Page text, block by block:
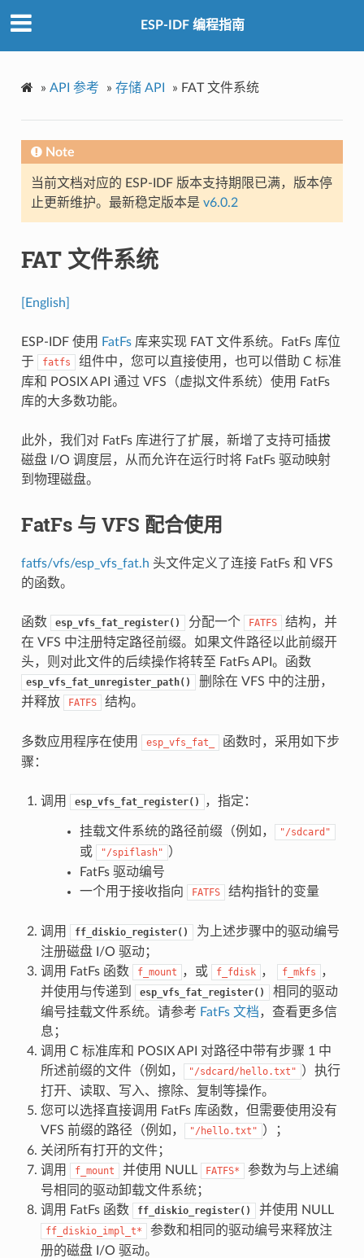
ESP-IDF 编程指南
» API 参考 » 存储 API » FAT 文件系统
Note
当前文档对应的 ESP-IDF 版本支持期限已满，版本停
止更新维护。最新稳定版本是 v6.0.2
FAT 文件系统
[English]
ESP-IDF 使用 FatFs库来实现 FAT 文件系统。FatFs 库位
于
fatfs
组件中，您可以直接使用，也可以借助 C 标准
库和 POSIX API 通过 VFS（虚拟文件系统）使用 FatFs
库的大多数功能。
此外，我们对 FatFs 库进行了扩展，新增了支持可插拔
磁盘 I/O 调度层，从而允许在运行时将 FatFs 驱动映射
到物理磁盘。
FatFs 与 VFS 配合使用
fatfs/vfs/esp_vfs_fat.h 头文件定义了连接 FatFs 和 VFS
的函数。
函数 esp_vfs_fat_register() 分配一个 FATFS
结构，并
在 VFS 中注册特定路径前缀。如果文件路径以此前缀开
头，则对此文件的后续操作将转至 FatFs API。函数
esp_vfs_fat_unregister_path()
删除在 VFS 中的注册，
并释放
FATFS 结构。
多数应用程序在使用 esp_vfs_fat_
函数时，采用如下步
骤：
调用 esp_vfs_fat_register() ，指定：
挂载文件系统的路径前缀（例如， "/sdcard"
或 "/spiflash"
）
FatFs 驱动编号
一个用于接收指向
FATFS 结构指针的变量
调用 ff_diskio_register()
为上述步骤中的驱动编号
注册磁盘 I/O 驱动；
调用 FatFs 函数
f_mount ，或 f_fdisk ， f_mkfs
，
并使用与传递到
esp_vfs_fat_register()
相同的驱动
编号挂载文件系统。请参考 FatFs 文档，查看更多信
息；
调用 C 标准库和 POSIX API 对路径中带有步骤 1 中
所述前缀的文件（例如，
"/sdcard/hello.txt"
）执行
打开、读取、写入、擦除、复制等操作。
您可以选择直接调用 FatFs 库函数，但需要使用没有
VFS 前缀的路径（例如，
"/hello.txt"
）；
关闭所有打开的文件；
调用
f_mount 并使用 NULL FATFS*
参数为与上述编
号相同的驱动卸载文件系统；
调用 FatFs 函数
ff_diskio_register() 并使用 NULL
ff_diskio_impl_t*
参数和相同的驱动编号来释放注
册的磁盘 I/O 驱动。